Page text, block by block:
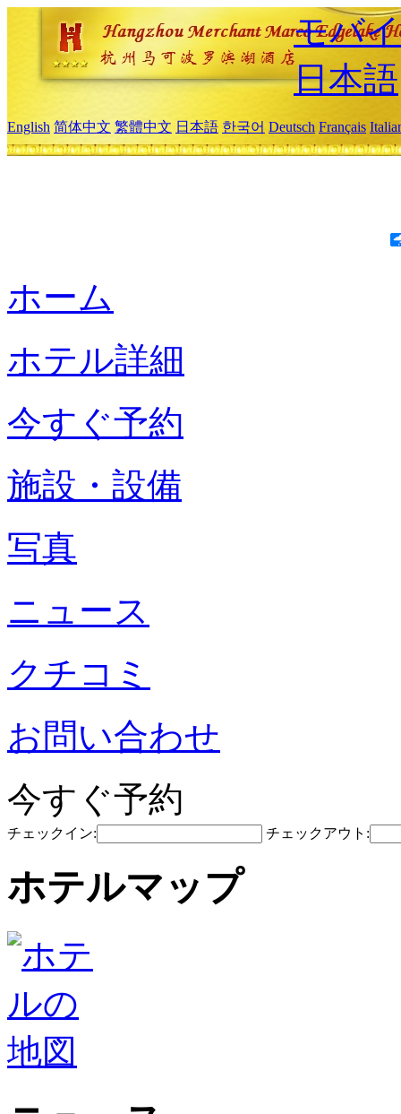
モバ
日本語
English 简体中文 繁體中文 日本語 한국어 Deutsch Français
ホーム
ホテル詳細
今すぐ予約
施設・設備
写真
ニュース
クチコミ
お問い合わせ
今すぐ予約
チェックイン: チェックアウト:
ホテルマップ